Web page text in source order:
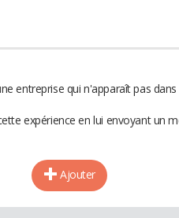
entreprise qui n'apparaît pas
expérience en lui envoyant un
Ajouter